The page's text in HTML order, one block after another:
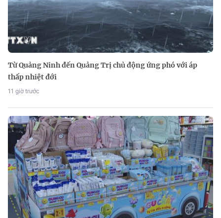
Từ Quảng Ninh đến Quảng Trị chủ động ứng phó với áp
thấp nhiệt đới
11 giờ trước